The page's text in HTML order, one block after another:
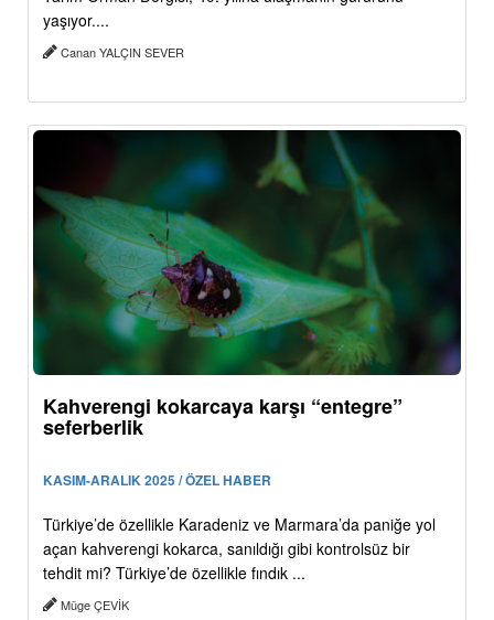
yaşıyor....
Canan YALÇIN SEVER
Kahverengi kokarcaya karşı “entegre”
seferberlik
KASIM-ARALIK 2025 / ÖZEL HABER
Türkiye’de özellikle Karadeniz ve Marmara’da paniğe yol
açan kahverengi kokarca, sanıldığı gibi kontrolsüz bir
tehdit mi? Türkiye’de özellikle fındık ...
Müge ÇEVİK